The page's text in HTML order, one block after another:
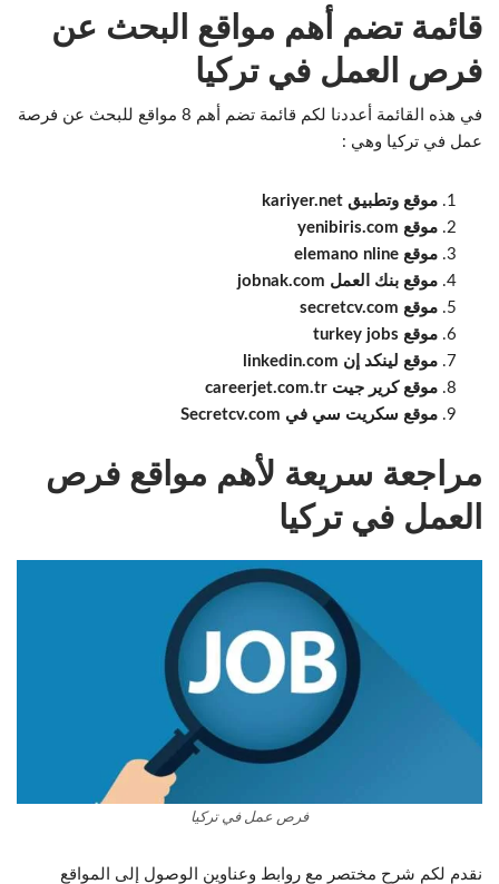
قائمة تضم أهم مواقع البحث عن
فرص العمل في تركيا
في هذه القائمة أعددنا لكم قائمة تضم أهم 8 مواقع للبحث عن فرصة
عمل في تركيا وهي :
موقع وتطبيق kariyer.net
موقع yenibiris.com
موقع elemano nline
موقع بنك العمل jobnak.com
موقع secretcv.com
موقع turkey jobs
موقع لينكد إن linkedin.com
موقع كرير جيت careerjet.com.tr
موقع سكريت سي في Secretcv.com
مراجعة سريعة لأهم مواقع فرص
العمل في تركيا
فرص عمل في تركيا
نقدم لكم شرح مختصر مع روابط وعناوين الوصول إلى المواقع